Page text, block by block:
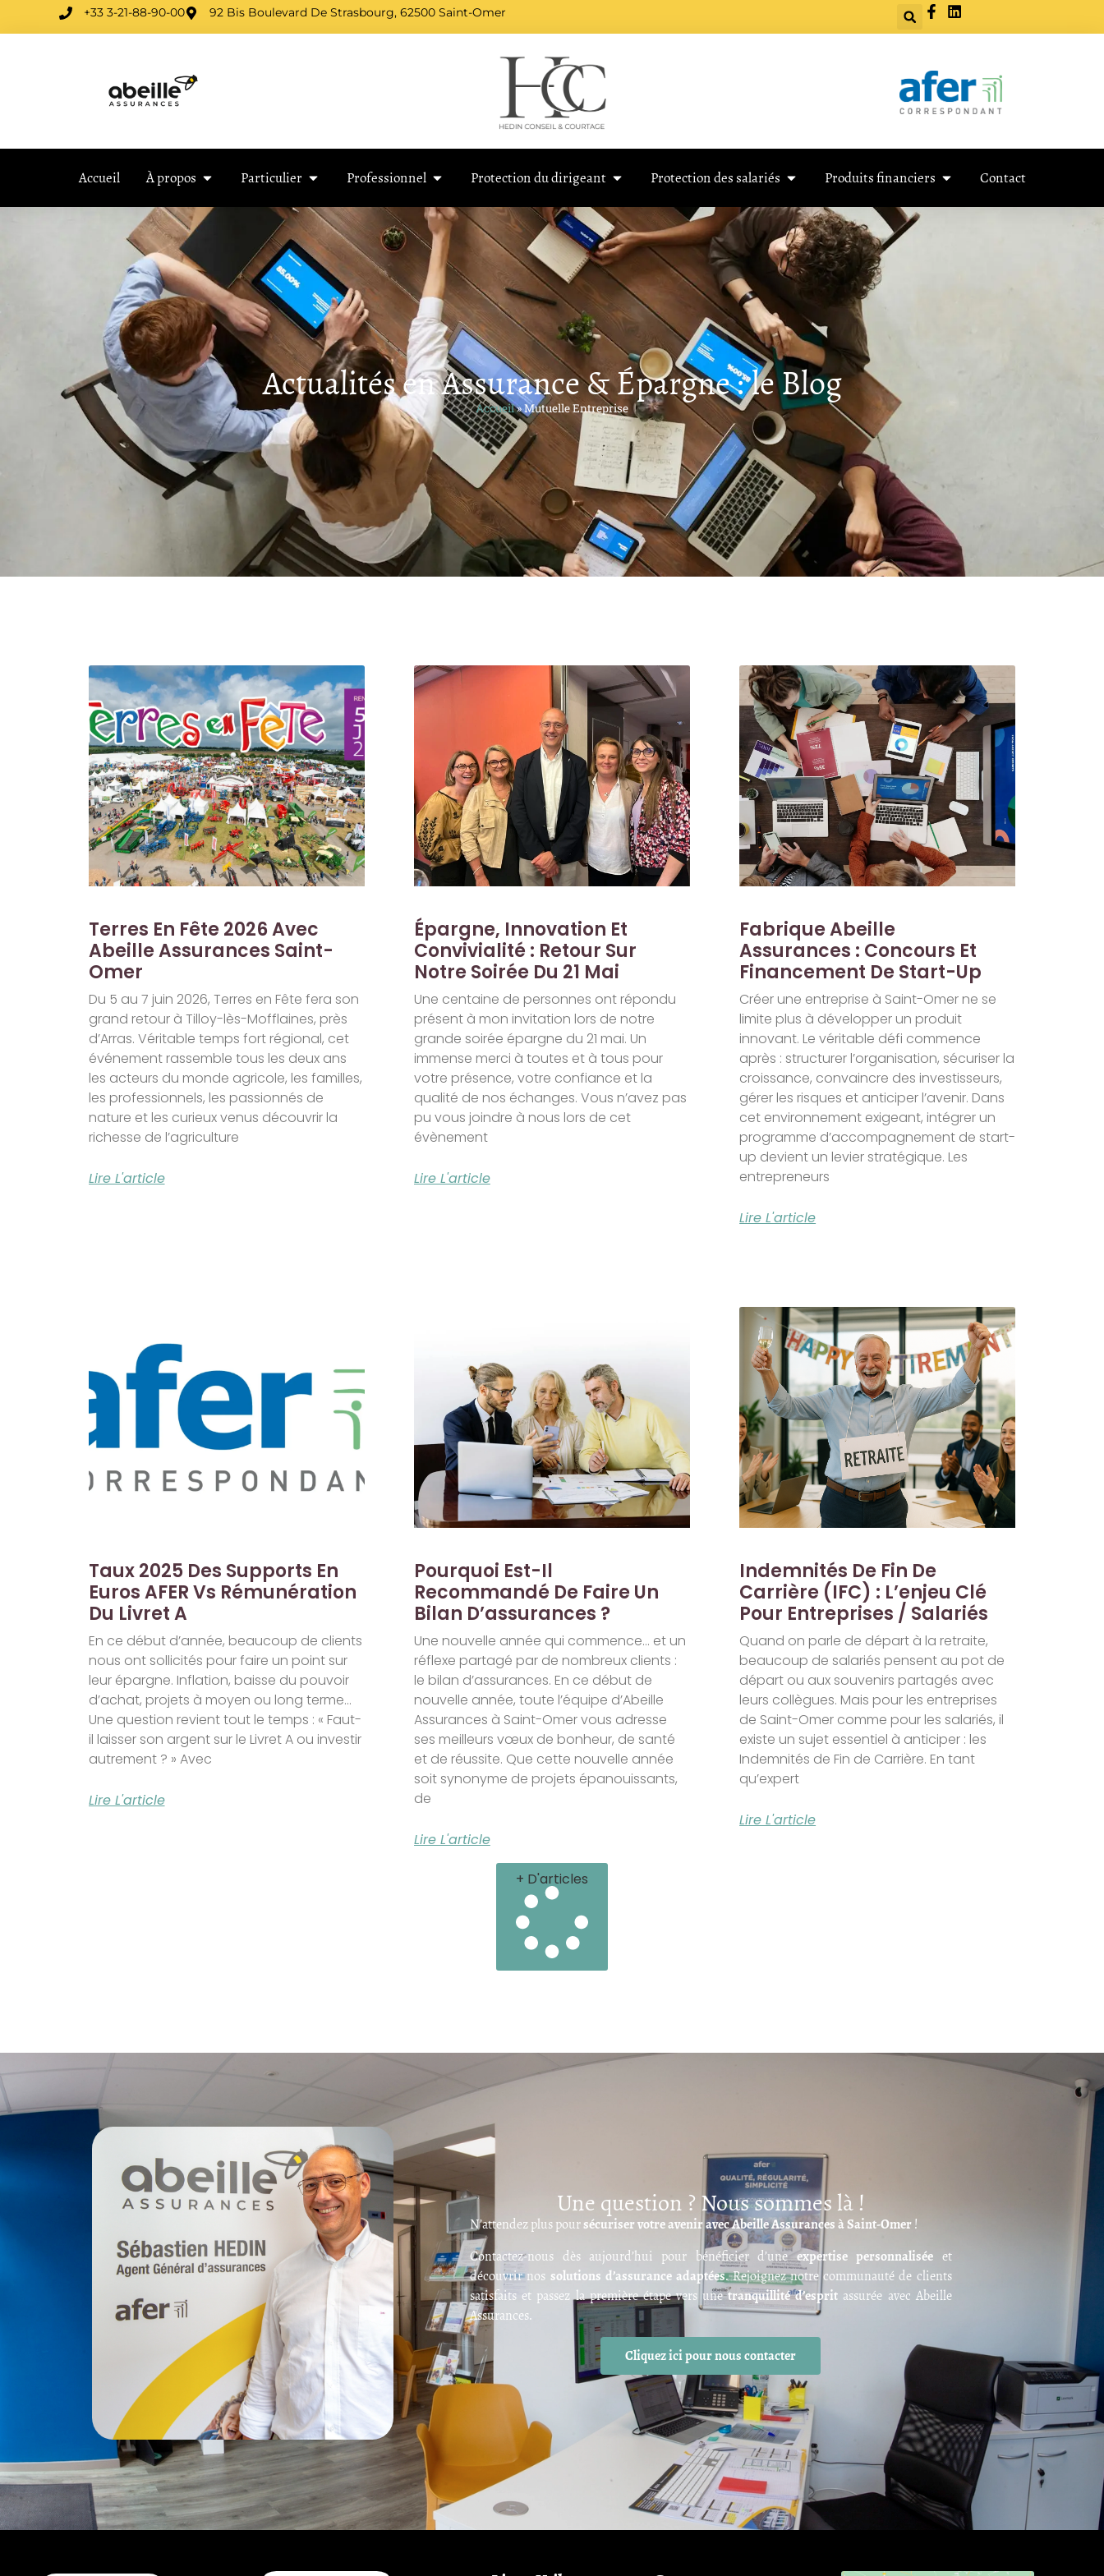
+33 3-21-88-90-00 92 Bis Boulevard De Strasbourg, 62500 Saint-Omer
Accueil À propos Particulier Professionnel Protection du dirigeant Protection des salariés Produits financiers Contact
Actualités en Assurance & Épargne : le Blog
Accueil»Mutuelle Entreprise
Terres En Fête 2026 Avec
Abeille Assurances Saint-
Omer
Du 5 au 7 juin 2026, Terres en Fête fera son
grand retour à Tilloy-lès-Mofflaines, près
d’Arras. Véritable temps fort régional, cet
événement rassemble tous les deux ans
les acteurs du monde agricole, les familles,
les professionnels, les passionnés de
nature et les curieux venus découvrir la
richesse de l’agriculture
Lire L'article
Épargne, Innovation Et
Convivialité : Retour Sur
Notre Soirée Du 21 Mai
Une centaine de personnes ont répondu
présent à mon invitation lors de notre
grande soirée épargne du 21 mai. Un
immense merci à toutes et à tous pour
votre présence, votre confiance et la
qualité de nos échanges. Vous n’avez pas
pu vous joindre à nous lors de cet
évènement
Lire L'article
Fabrique Abeille
Assurances : Concours Et
Financement De Start-Up
Créer une entreprise à Saint-Omer ne se
limite plus à développer un produit
innovant. Le véritable défi commence
après : structurer l’organisation, sécuriser la
croissance, convaincre des investisseurs,
gérer les risques et anticiper l’avenir. Dans
cet environnement exigeant, intégrer un
programme d’accompagnement de start-
up devient un levier stratégique. Les
entrepreneurs
Lire L'article
Taux 2025 Des Supports En
Euros AFER Vs Rémunération
Du Livret A
En ce début d’année, beaucoup de clients
nous ont sollicités pour faire un point sur
leur épargne. Inflation, baisse du pouvoir
d’achat, projets à moyen ou long terme…
Une question revient tout le temps : « Faut-
il laisser son argent sur le Livret A ou investir
autrement ? » Avec
Lire L'article
Pourquoi Est-Il
Recommandé De Faire Un
Bilan D’assurances ?
Une nouvelle année qui commence… et un
réflexe partagé par de nombreux clients :
le bilan d’assurances. En ce début de
nouvelle année, toute l’équipe d’Abeille
Assurances à Saint-Omer vous adresse
ses meilleurs vœux de bonheur, de santé
et de réussite. Que cette nouvelle année
soit synonyme de projets épanouissants,
de
Lire L'article
Indemnités De Fin De
Carrière (IFC) : L’enjeu Clé
Pour Entreprises / Salariés
Quand on parle de départ à la retraite,
beaucoup de salariés pensent au pot de
départ ou aux souvenirs partagés avec
leurs collègues. Mais pour les entreprises
de Saint-Omer comme pour les salariés, il
existe un sujet essentiel à anticiper : les
Indemnités de Fin de Carrière. En tant
qu’expert
Lire L'article
+ D'articles
Une question ? Nous sommes là !
N’attendez plus poursécuriser votre avenir avec Abeille Assurances à Saint-Omer!
Contactez-nous dès aujourd’hui pour bénéficier d’uneexpertise personnalisée et
découvrir nos solutions d’assurance adaptées. Rejoignez notre communauté de clients
satisfaits et passez la première étape vers unetranquillité d’esprit assurée avec Abeille
Assurances.
Cliquez ici pour nous contacter